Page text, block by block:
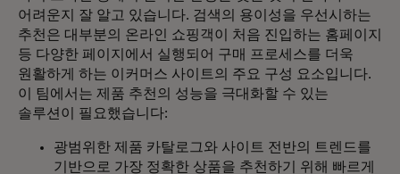
어려운지 잘 알고 있습니다. 검색의 용이성을 우선시하는
추천은 대부분의 온라인 쇼핑객이 처음 진입하는 홈페이지
등 다양한 페이지에서 실행되어 구매 프로세스를 더욱
원활하게 하는 이커머스 사이트의 주요 구성 요소입니다.
이 팀에서는 제품 추천의 성능을 극대화할 수 있는
솔루션이 필요했습니다:
광범위한 제품 카탈로그와 사이트 전반의 트렌드를
기반으로 가장 정확한 상품을 추천하기 위해 빠르게